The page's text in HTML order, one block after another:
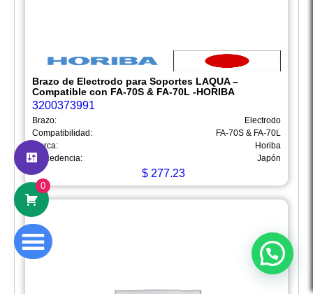
0
Brazo de Electrodo para Soportes LAQUA –
Compatible con FA-70S & FA-70L -HORIBA
3200373991
Brazo:
Electrodo
Compatibilidad:
FA-70S & FA-70L
Marca:
Horiba
Procedencia:
Japón
$ 277.23
Hola
Somos Mega Equipamiento,
somos especialistas en venta,
mantenimiento y calibración de equipos
¿En qué podemos ayudarte?